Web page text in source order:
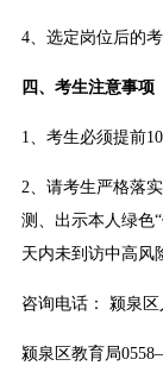
4、选定岗位后的
四、考生注意事项
1、考生必须提前
2、请考生严格落
测、出示本人绿色
天内未到访中高风
咨询电话： 颍泉
颍泉区教育局